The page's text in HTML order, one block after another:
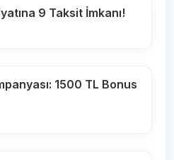
9 Taksit İmkanı!
1500 TL Bonus